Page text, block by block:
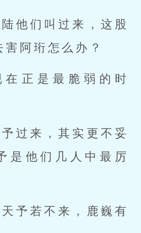
他们叫过来，这股
害阿珩怎么办？
在正是最脆弱的时
过来，其实更不妥
是他们几人中最厉
予若不来，鹿巍有